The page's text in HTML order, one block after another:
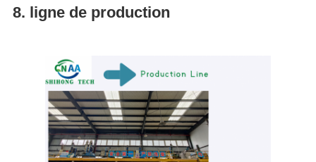
8. ligne de production